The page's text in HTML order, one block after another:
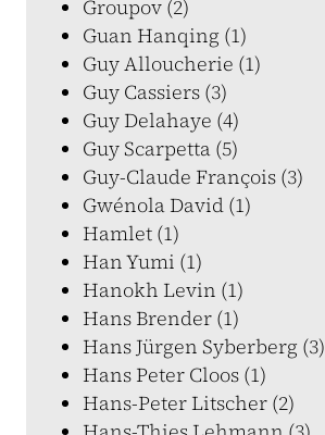
Groupov (2)
Guan Hanqing (1)
Guy Alloucherie (1)
Guy Cassiers (3)
Guy Delahaye (4)
Guy Scarpetta (5)
Guy-Claude François (3)
Gwénola David (1)
Hamlet (1)
Han Yumi (1)
Hanokh Levin (1)
Hans Brender (1)
Hans Jürgen Syberberg (3)
Hans Peter Cloos (1)
Hans-Peter Litscher (2)